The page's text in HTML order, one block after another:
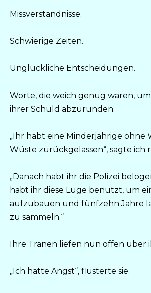
Missverständnisse.
Schwierige Zeiten.
Unglückliche Entscheidungen.
Worte, die weich genug waren,
ihrer Schuld abzurunden.
„Ihr habt eine Minderjährige ohne
Wüste zurückgelassen“, sagte ich
„Danach habt ihr die Polizei
habt ihr diese Lüge benutzt, um
aufzubauen und fünfzehn Jahre
zu sammeln.“
Ihre Tränen liefen nun offen über
„Ich hatte Angst“, flüsterte sie.